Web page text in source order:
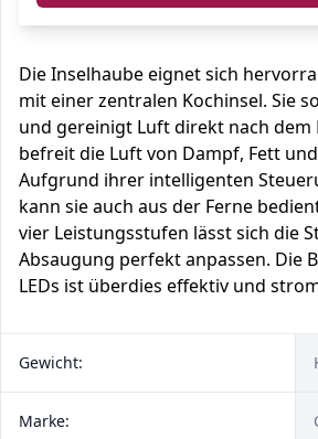
Die Inselhaube eignet sich
mit einer zentralen Kochinsel. Sie
und gereinigt Luft direkt nach dem
befreit die Luft von Dampf, Fett
Aufgrund ihrer intelligenten
kann sie auch aus der Ferne
vier Leistungsstufen lässt sich die
Absaugung perfekt anpassen. Die
LEDs ist überdies effektiv und
Gewicht:
Marke: